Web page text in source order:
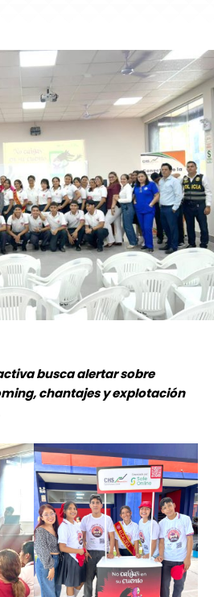
busca alertar sobre
chantajes y explotación